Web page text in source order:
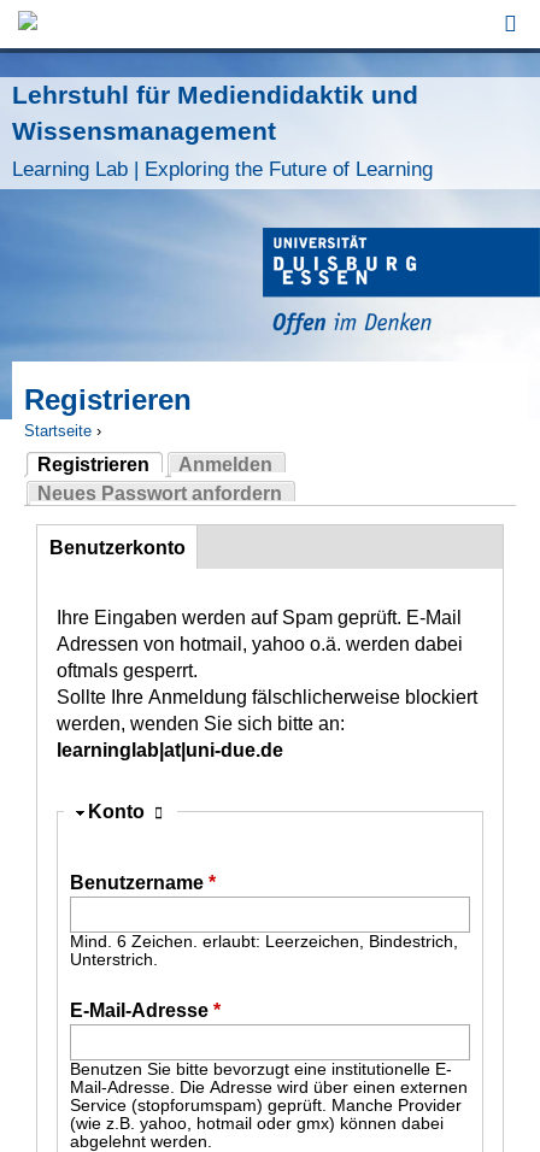
Lehrstuhl für Mediendidaktik und
Wissensmanagement
Learning Lab | Exploring the Future of Learning
Registrieren
Sie sind hier
Startseite ›
Haupt-Reiter
Registrieren
(aktiver Reiter)
Anmelden
Neues Passwort anfordern
Benutzerkonto
Ihre Eingaben werden auf Spam geprüft. E-Mail
Adressen von hotmail, yahoo o.ä. werden dabei
oftmals gesperrt.
Sollte Ihre Anmeldung fälschlicherweise blockiert
werden, wenden Sie sich bitte an:
learninglab|at|uni-due.de
Ausblenden
Konto
Benutzername *
Mind. 6 Zeichen. erlaubt: Leerzeichen, Bindestrich,
Unterstrich.
E-Mail-Adresse *
Benutzen Sie bitte bevorzugt eine institutionelle E-
Mail-Adresse. Die Adresse wird über einen externen
Service (stopforumspam) geprüft. Manche Provider
(wie z.B. yahoo, hotmail oder gmx) können dabei
abgelehnt werden.